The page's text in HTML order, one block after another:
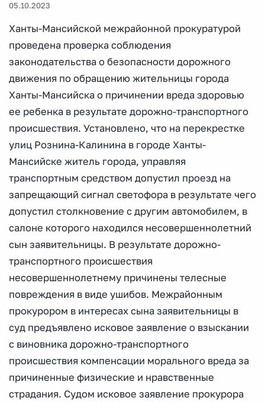
05.10.2023
Ханты-Мансийской межрайонной прокуратурой
проведена проверка соблюдения
законодательства о безопасности дорожного
движения по обращению жительницы города
Ханты-Мансийска о причинении вреда здоровью
ее ребенка в результате дорожно-транспортного
происшествия. Установлено, что на перекрестке
улиц Рознина-Калинина в городе Ханты-
Мансийске житель города, управляя
транспортным средством допустил проезд на
запрещающий сигнал светофора в результате чего
допустил столкновение с другим автомобилем, в
салоне которого находился несовершеннолетний
сын заявительницы. В результате дорожно-
транспортного происшествия
несовершеннолетнему причинены телесные
повреждения в виде ушибов. Межрайонным
прокурором в интересах сына заявительницы в
суд предъявлено исковое заявление о взыскании
с виновника дорожно-транспортного
происшествия компенсации морального вреда за
причиненные физические и нравственные
страдания. Судом исковое заявление прокурора